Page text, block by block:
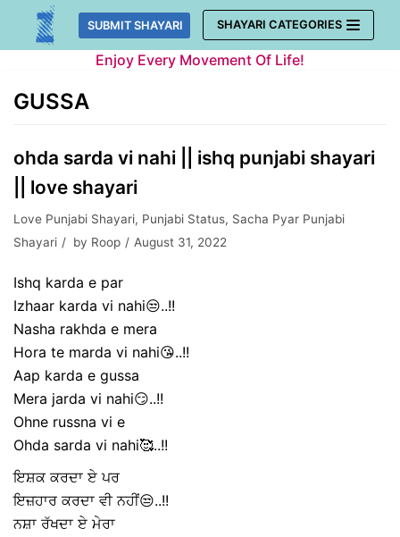
Skip
SUBMIT SHAYARI SHAYARI CATEGORIES
Enjoy Every Movement Of Life!
GUSSA
ohda sarda vi nahi || ishq punjabi shayari
|| love shayari
Love Punjabi Shayari, Punjabi Status, Sacha Pyar Punjabi
Shayari
by Roop August 31, 2022
Ishq karda e par
Izhaar karda vi nahi😒..!!
Nasha rakhda e mera
Hora te marda vi nahi😘..!!
Aap karda e gussa
Mera jarda vi nahi😏..!!
Ohne russna vi e
Ohda sarda vi nahi🥰..!!
ਇਸ਼ਕ ਕਰਦਾ ਏ ਪਰ
ਇਜ਼ਹਾਰ ਕਰਦਾ ਵੀ ਨਹੀਂ😒..!!
ਨਸ਼ਾ ਰੱਖਦਾ ਏ ਮੇਰਾ